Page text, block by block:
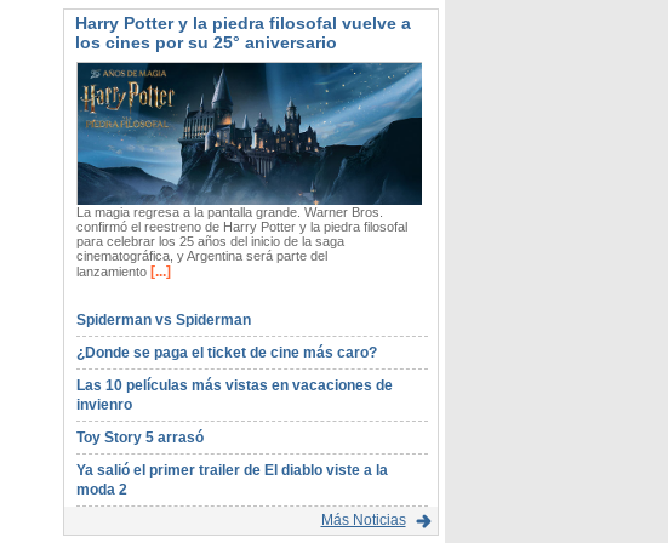
Harry Potter y la piedra filosofal vuelve a
los cines por su 25° aniversario
La magia regresa a la pantalla grande. Warner Bros.
confirmó el reestreno de Harry Potter y la piedra filosofal
para celebrar los 25 años del inicio de la saga
cinematográfica, y Argentina será parte del
lanzamiento[...]
Spiderman vs Spiderman
¿Donde se paga el ticket de cine más caro?
Las 10 películas más vistas en vacaciones de
invienro
Toy Story 5 arrasó
Ya salió el primer trailer de El diablo viste a la
moda 2
Más Noticias